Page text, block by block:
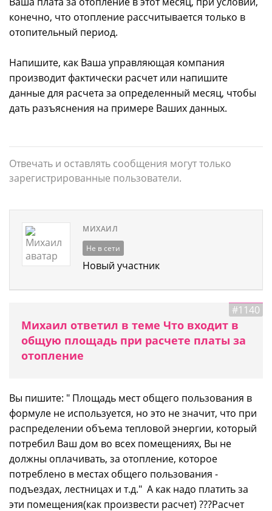
конечно, что отопление рассчитывается только в
отопительный период.
Напишите, как Ваша управляющая компания
производит фактически расчет или напишите
данные для расчета за определенный месяц, чтобы
дать разъяснения на примере Ваших данных.
Отвечать и оставлять сообщения могут только
зарегистрированные пользователи.
МИХАИЛ
Не в сети
Новый участник
#1140
Михаил ответил в теме Что входит в
общую площадь при расчете платы за
отопление
Вы пишите: " Площадь мест общего пользования в
формуле не используется, но это не значит, что при
распределении объема тепловой энергии, который
потребил Ваш дом во всех помещениях, Вы не
должны оплачивать, за отопление, которое
потреблено в местах общего пользования -
подъездах, лестницах и т.д." А как надо платить за
эти помещения(как произвести расчет) ???Расчет